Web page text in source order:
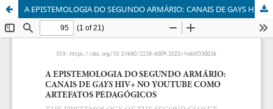
A EPISTEMOLOGIA DO SEGUNDO ARMÁRIO: CANAIS DE GAYS HIV+ NO YOUTUBE COMO ARTEFATOS PEDAGÓGICOS